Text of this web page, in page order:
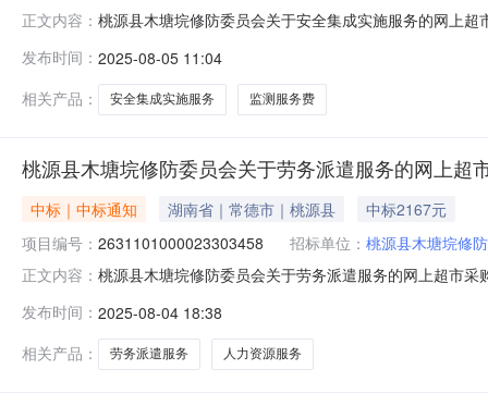
正文内容： 桃源县木塘垸修防委员会关于安全集成实施服务的网上
目所在行政区划名称:湖南省常德市桃源县报价起止时间
发布时间： 2025-08-05 11:04
相关产品：
安全集成实施服务 监测服务费
桃源县木塘垸修防委员会关于劳务派遣服务的网上超
中标｜中标通知 湖南省｜常德市｜桃源县
中标2167元
项目编号： 2631101000023303458 招标单位： 桃源县木塘垸修
正文内容： 桃源县木塘垸修防委员会关于劳务派遣服务的网上超市
政区划名称:湖南省常德市桃源县报价起止时间:-二、采
发布时间： 2025-08-04 18:38
相关产品：
劳务派遣服务 人力资源服务